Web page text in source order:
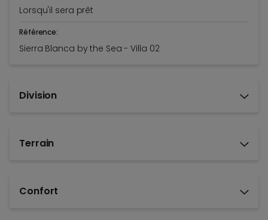
Lorsqu'il sera prêt
Référence:
Sierra Blanca by the Sea - Villa 02
Division
Terrain
Confort